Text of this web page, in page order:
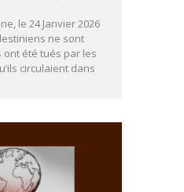
le 24 Janvier 2026
ne sont
ont été tués par les
circulaient dans